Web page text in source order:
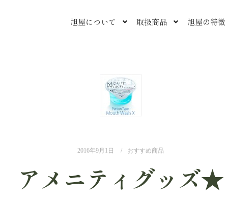
旭屋について 取扱商品 旭屋の特徴
2016年9月1日 おすすめ商品
アメニティグッズ★